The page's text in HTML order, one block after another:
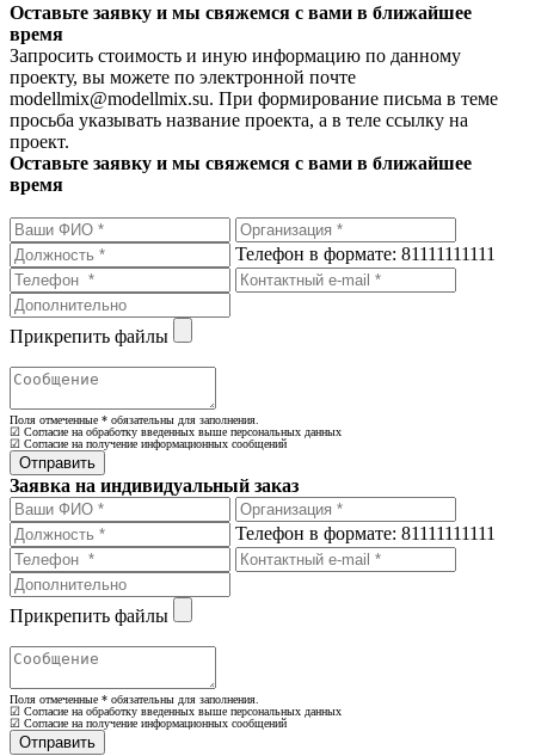
Оставьте заявку и мы свяжемся с вами в ближайшее
время
Запросить стоимость и иную информацию по данному
проекту, вы можете по электронной почте
modellmix@modellmix.su. При формирование письма в теме
просьба указывать название проекта, а в теле ссылку на
проект.
Оставьте заявку и мы свяжемся с вами в ближайшее
время
Телефон в формате: 81111111111
Прикрепить файлы
Поля отмеченные * обязательны для заполнения.
☑ Согласие на обработку введенных выше персональных данных
☑ Согласие на получение информационных сообщений
Заявка на индивидуальный заказ
Телефон в формате: 81111111111
Прикрепить файлы
Поля отмеченные * обязательны для заполнения.
☑ Согласие на обработку введенных выше персональных данных
☑ Согласие на получение информационных сообщений